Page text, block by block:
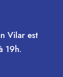
Vilar est
19h.